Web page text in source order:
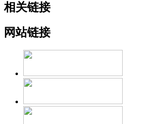
相关链接
网站链接